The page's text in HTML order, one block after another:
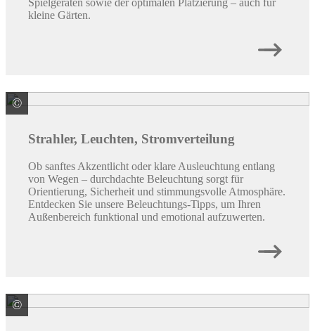
Spielgeräten sowie der optimalen Platzierung – auch für
kleine Gärten.
© Paulmann Licht GmbH
Strahler, Leuchten, Stromverteilung
Ob sanftes Akzentlicht oder klare Ausleuchtung entlang
von Wegen – durchdachte Beleuchtung sorgt für
Orientierung, Sicherheit und stimmungsvolle Atmosphäre.
Entdecken Sie unsere Beleuchtungs-Tipps, um Ihren
Außenbereich funktional und emotional aufzuwerten.
© OASE GmbH